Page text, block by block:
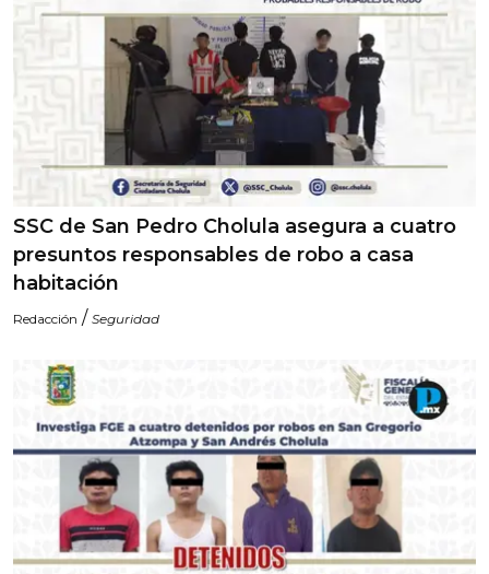
SSC de San Pedro Cholula asegura a cuatro
presuntos responsables de robo a casa
habitación
Redacción / Seguridad